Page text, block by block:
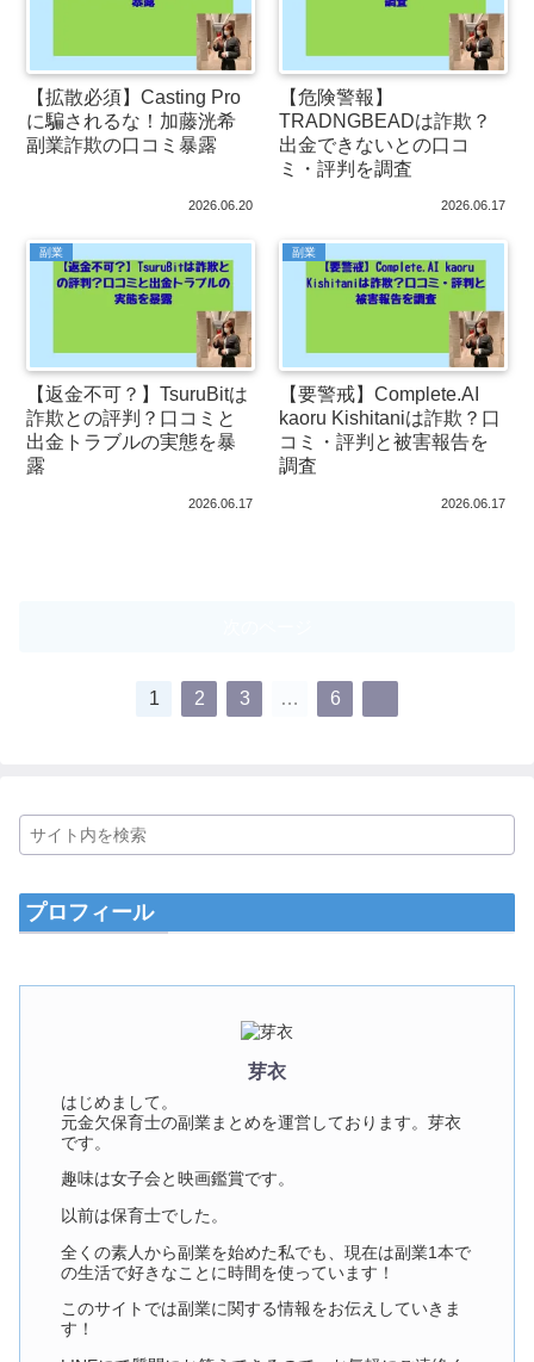
【拡散必須】Casting Pro
に騙されるな！加藤洸希
副業詐欺の口コミ暴露
2026.06.20
【危険警報】
TRADNGBEADは詐欺？
出金できないとの口コ
ミ・評判を調査
2026.06.17
副業
【返金不可？】TsuruBitは
詐欺との評判？口コミと
出金トラブルの実態を暴
露
2026.06.17
副業
【要警戒】Complete.AI
kaoru Kishitaniは詐欺？口
コミ・評判と被害報告を
調査
2026.06.17
1 2 3 … 6
プロフィール
芽衣
はじめまして。
元金欠保育士の副業まとめを運営しております。芽衣
です。
趣味は女子会と映画鑑賞です。
以前は保育士でした。
全くの素人から副業を始めた私でも、現在は副業1本で
の生活で好きなことに時間を使っています！
このサイトでは副業に関する情報をお伝えしていきま
す！